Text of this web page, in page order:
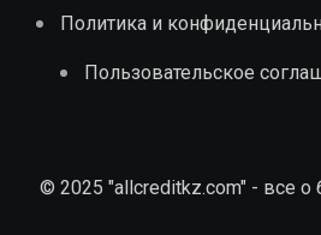
Политика и
Пользовательское
© 2025 "allcreditkz.com" - все о